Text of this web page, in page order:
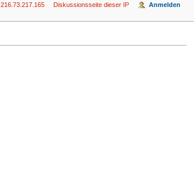
216.73.217.165 Diskussionsseite dieser IP Anmelden